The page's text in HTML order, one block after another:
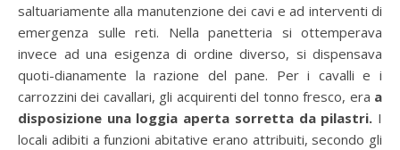
saltuariamente alla manutenzione dei cavi e ad interventi di
emergenza sulle reti. Nella panetteria si ottemperava
invece ad una esigenza di ordine diverso, si dispensava
quoti-dianamente la razione del pane. Per i cavalli e i
carrozzini dei cavallari, gli acquirenti del tonno fresco, era a
disposizione una loggia aperta sorretta da pilastri. I
locali adibiti a funzioni abitative erano attribuiti, secondo gli